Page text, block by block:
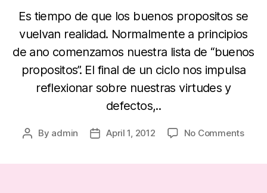
Es tiempo de que los buenos propositos se
vuelvan realidad. Normalmente a principios
de ano comenzamos nuestra lista de “buenos
propositos”. El final de un ciclo nos impulsa
reflexionar sobre nuestras virtudes y
defectos,..
Post
By admin
PostApril 1, 2012 No Commentson